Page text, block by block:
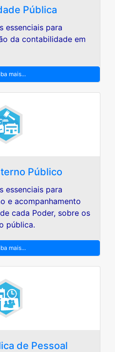
Pública
essenciais para
da contabilidade em
mais...
Público
essenciais para
e acompanhamento
cada Poder, sobre os
pública.
mais...
de Pessoal